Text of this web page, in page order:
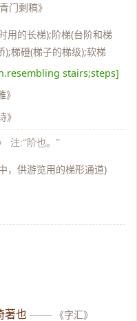
门剩稿》
用的长梯);阶梯(台阶和梯
);梯磴(梯子的梯级);软梯
stairs;steps]
》
》
注:“阶也。”
，供游览用的梯形通道)
著也 —— 《字汇》